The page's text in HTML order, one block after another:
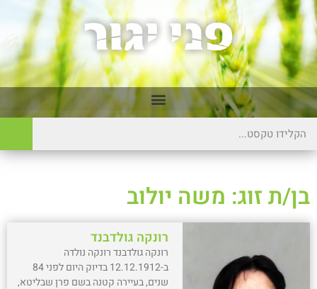
בן/ת זוג: משה יולוב
רונקה גולדבנד
רונקה גולדבנד רונקה נולדה
ב-12.12.1912 בדיוק היום לפני 84
שנים, בעיירה קטנה בשם פרן שבליטא,